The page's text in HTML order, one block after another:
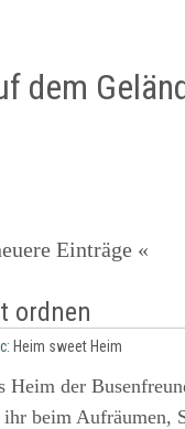
dem
Einträge «
ordnen
Heim sweet Heim
Heim der
ihr beim Aufräumen,